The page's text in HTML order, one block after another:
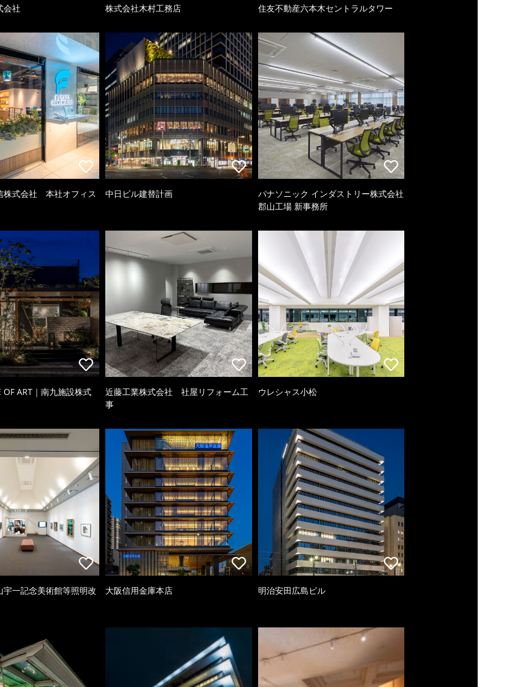
会社 株式会社木村工務店 住友不動産六本木セントラルタワー
株式会社 本社オフィス 中日ビル建替計画
パナソニック インダストリー株式会社
郡山工場 新事務所
OF ART｜南九施設株式
近藤工業株式会社 社屋リフォーム工
事
ウレシャス小松
宇一記念美術館等照明改
大阪信用金庫本店 明治安田広島ビル